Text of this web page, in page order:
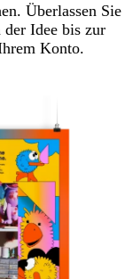
Überlassen Sie
der Idee bis zur
Konto.